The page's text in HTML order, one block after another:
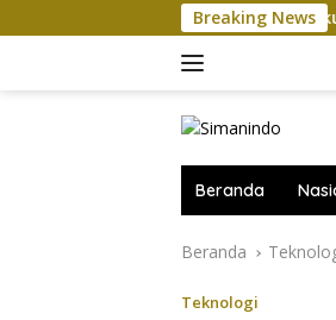
ke
Breaking News
China Saling Balas Hukuman Politik
Beranda
Beranda
Teknologi